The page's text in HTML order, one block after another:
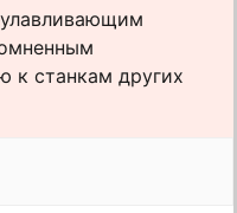
к станкам других